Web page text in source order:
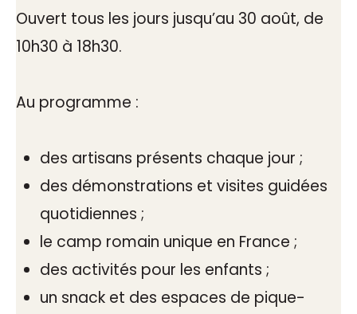
Ouvert tous les jours jusqu’au 30 août, de
10h30 à 18h30.
Au programme :
des artisans présents chaque jour ;
des démonstrations et visites guidées
quotidiennes ;
le camp romain unique en France ;
des activités pour les enfants ;
un snack et des espaces de pique-